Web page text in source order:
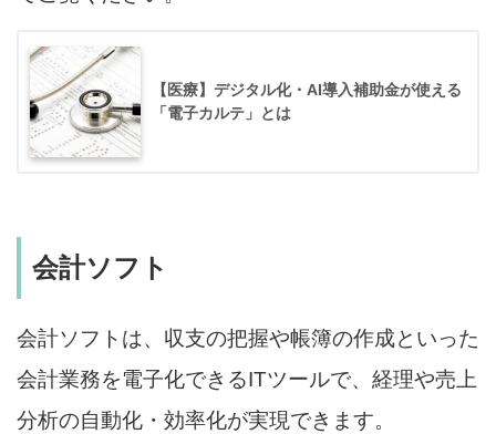
【医療】デジタル化・AI導入補助金が使える
「電子カルテ」とは
会計ソフト
会計ソフトは、収支の把握や帳簿の作成といった
会計業務を電子化できるITツールで、経理や売上
分析の自動化・効率化が実現できます。